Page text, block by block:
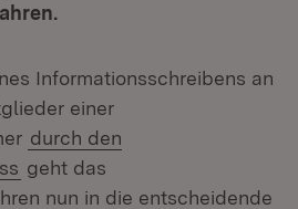
Informationsschreibens an
einer
durch den
geht das
nun in die entscheidende